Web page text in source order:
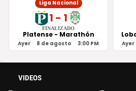
Liga Nacional
1 - 1
FINALIZADO
Platense - Marathón
Ayer 8 de agosto 3:00 PM Ayer
VIDEOS